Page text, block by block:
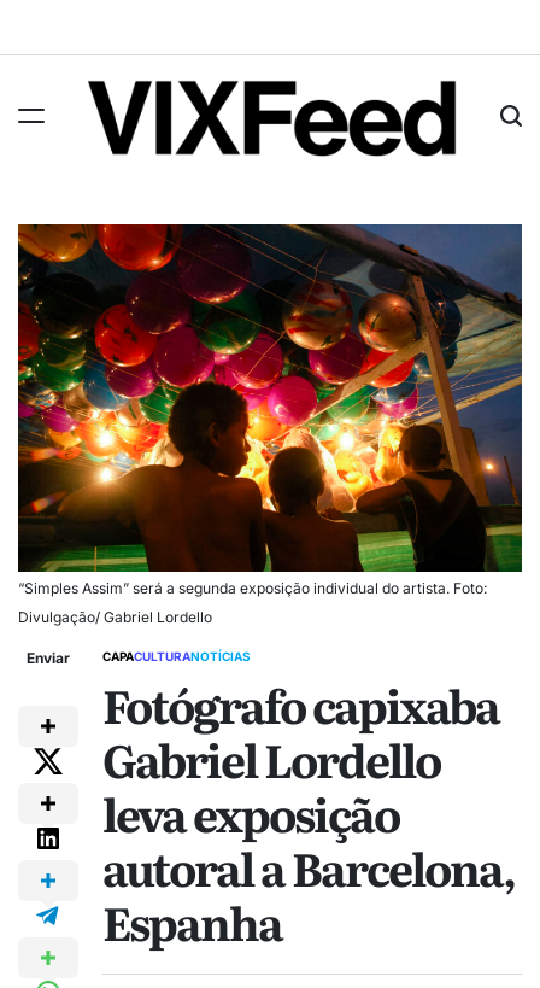
“Simples Assim” será a segunda exposição individual do artista. Foto:
Divulgação/ Gabriel Lordello
Enviar CAPACULTURANOTÍCIAS
Fotógrafo capixaba
Gabriel Lordello
leva exposição
autoral a Barcelona,
Espanha